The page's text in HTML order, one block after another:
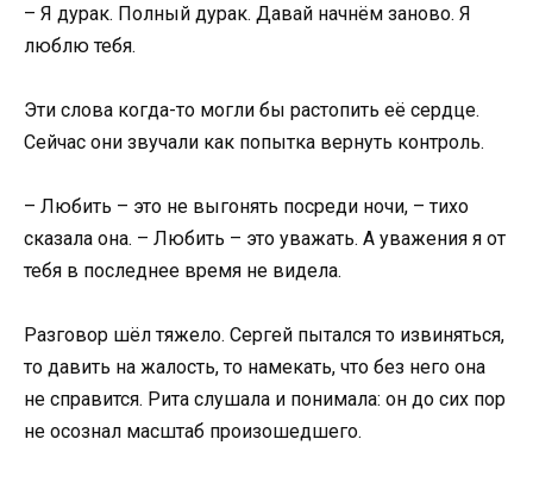
– Я дурак. Полный дурак. Давай начнём заново. Я
люблю тебя.
Эти слова когда-то могли бы растопить её сердце.
Сейчас они звучали как попытка вернуть контроль.
– Любить – это не выгонять посреди ночи, – тихо
сказала она. – Любить – это уважать. А уважения я от
тебя в последнее время не видела.
Разговор шёл тяжело. Сергей пытался то извиняться,
то давить на жалость, то намекать, что без него она
не справится. Рита слушала и понимала: он до сих пор
не осознал масштаб произошедшего.